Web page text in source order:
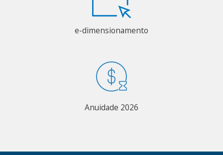
e-dimensionamento
Anuidade 2026